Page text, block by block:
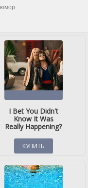
юмор